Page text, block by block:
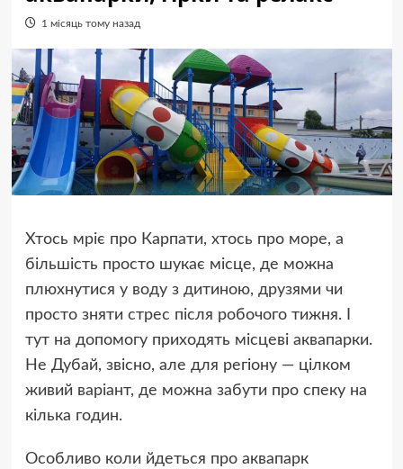
1 місяць тому назад
Хтось мріє про Карпати, хтось про море, а
більшість просто шукає місце, де можна
плюхнутися у воду з дитиною, друзями чи
просто зняти стрес після робочого тижня. І
тут на допомогу приходять місцеві аквапарки.
Не Дубай, звісно, але для регіону — цілком
живий варіант, де можна забути про спеку на
кілька годин.
Особливо коли йдеться про аквапарк